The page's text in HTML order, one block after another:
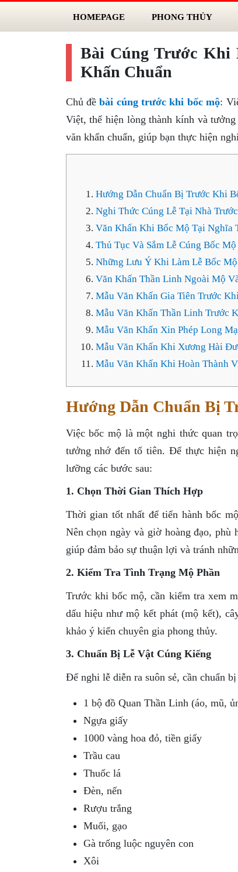
HOMEPAGE PHONG THỦY
Bài Cúng Trước Khi
Khấn Chuẩn
Chủ đềbài cúng trước khi bốc mộ:
Việt, thể hiện lòng thành kính và
văn khấn chuẩn, giúp bạn thực hiện
Hướng Dẫn Chuẩn Bị Trước Khi
Nghi Thức Cúng Lễ Tại Nhà
Văn Khấn Khi Bốc Mộ Tại Nghĩa
Thủ Tục Và Sắm Lễ Cúng Bốc Mộ
Những Lưu Ý Khi Làm Lễ Bốc
Văn Khấn Thần Linh Ngoài Mộ
Mẫu Văn Khấn Gia Tiên Trước
Mẫu Văn Khấn Thần Linh Trước
Mẫu Văn Khấn Xin Phép Long
Mẫu Văn Khấn Khi Xương Hài
Mẫu Văn Khấn Khi Hoàn Thành
Hướng Dẫn Chuẩn Bị
Việc bốc mộ là một nghi thức quan
tưởng nhớ đến tổ tiên. Để thực hiện
lưỡng các bước sau:
1. Chọn Thời Gian Thích Hợp
Thời gian tốt nhất để tiến hành bốc
Nên chọn ngày và giờ hoàng đạo,
giúp đảm bảo sự thuận lợi và tránh
2. Kiểm Tra Tình Trạng Mộ Phần
Trước khi bốc mộ, cần kiểm tra xem
dấu hiệu như mộ kết phát (mộ kết),
khảo ý kiến chuyên gia phong thủy.
3. Chuẩn Bị Lễ Vật Cúng Kiếng
Để nghi lễ diễn ra suôn sẻ, cần chuẩn
1 bộ đồ Quan Thần Linh (áo, mũ,
Ngựa giấy
1000 vàng hoa đỏ, tiền giấy
Trầu cau
Thuốc lá
Đèn, nến
Rượu trắng
Muối, gạo
Gà trống luộc nguyên con
Xôi